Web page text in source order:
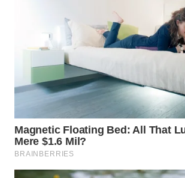
KEPULAUAN
SERIBU
WN
TANGERANG
BINJAI